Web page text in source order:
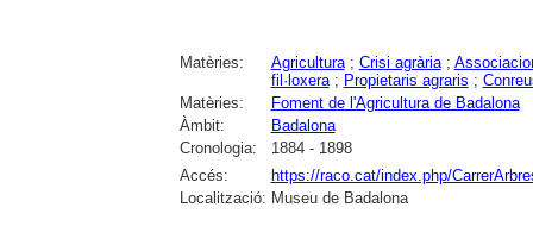
Matèries: Agricultura; Crisi agrària;
fil·loxera; Propietaris agraris ;
Matèries:
Foment de l'Agricultura de Badalona
Àmbit:
Badalona
Cronologia:
1884 - 1898
Accés:
https://raco.cat/index.php/
Localització: Museu de Badalona